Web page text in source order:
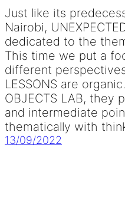
Just like its
Nairobi,
dedicated to the
This time we put a
different
LESSONS are
OBJECTS LAB, they
and intermediate
thematically with
13/09/2022